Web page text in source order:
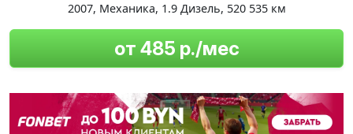
2007, Механика, 1.9 Дизель, 520 535 км
от 485 р./мес